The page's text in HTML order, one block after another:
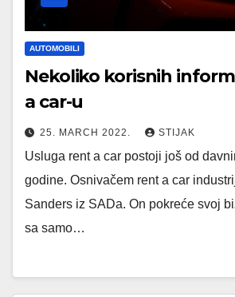
AUTOMOBILI
Nekoliko korisnih
a car-u
25. MARCH 2022. STIJAK
Usluga rent a car postoji još od
godine. Osnivačem rent a car
Sanders iz SADa. On pokreće svoj
sa samo…